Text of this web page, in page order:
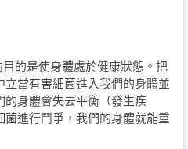
的是使身體處於健康狀態。把
當有害細菌進入我們的身體並
身體會失去平衡（發生疾
進行鬥爭，我們的身體就能重